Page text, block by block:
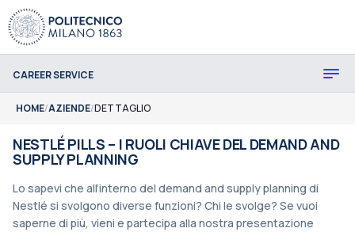
CAREER SERVICE
HOME/AZIENDE/DETTAGLIO
NESTLÉ PILLS – I RUOLI CHIAVE DEL DEMAND AND
SUPPLY PLANNING
Lo sapevi che all’interno del demand and supply planning di
Nestlé si svolgono diverse funzioni? Chi le svolge? Se vuoi
saperne di più, vieni e partecipa alla nostra presentazione